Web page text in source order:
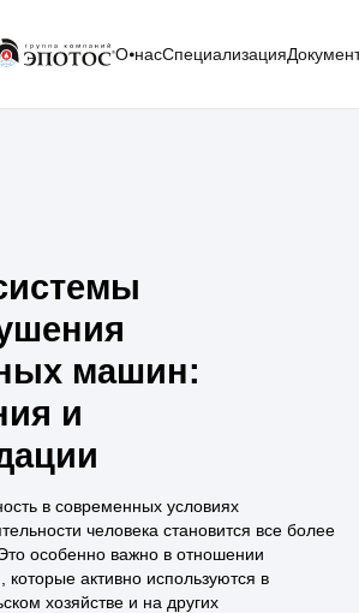
О⦁насСпециализация
в современных условиях
человека становится все более
особенно важно в отношении
активно используются в
хозяйстве и на других
Специализация
Документация
Спасенная техника
АСПТ